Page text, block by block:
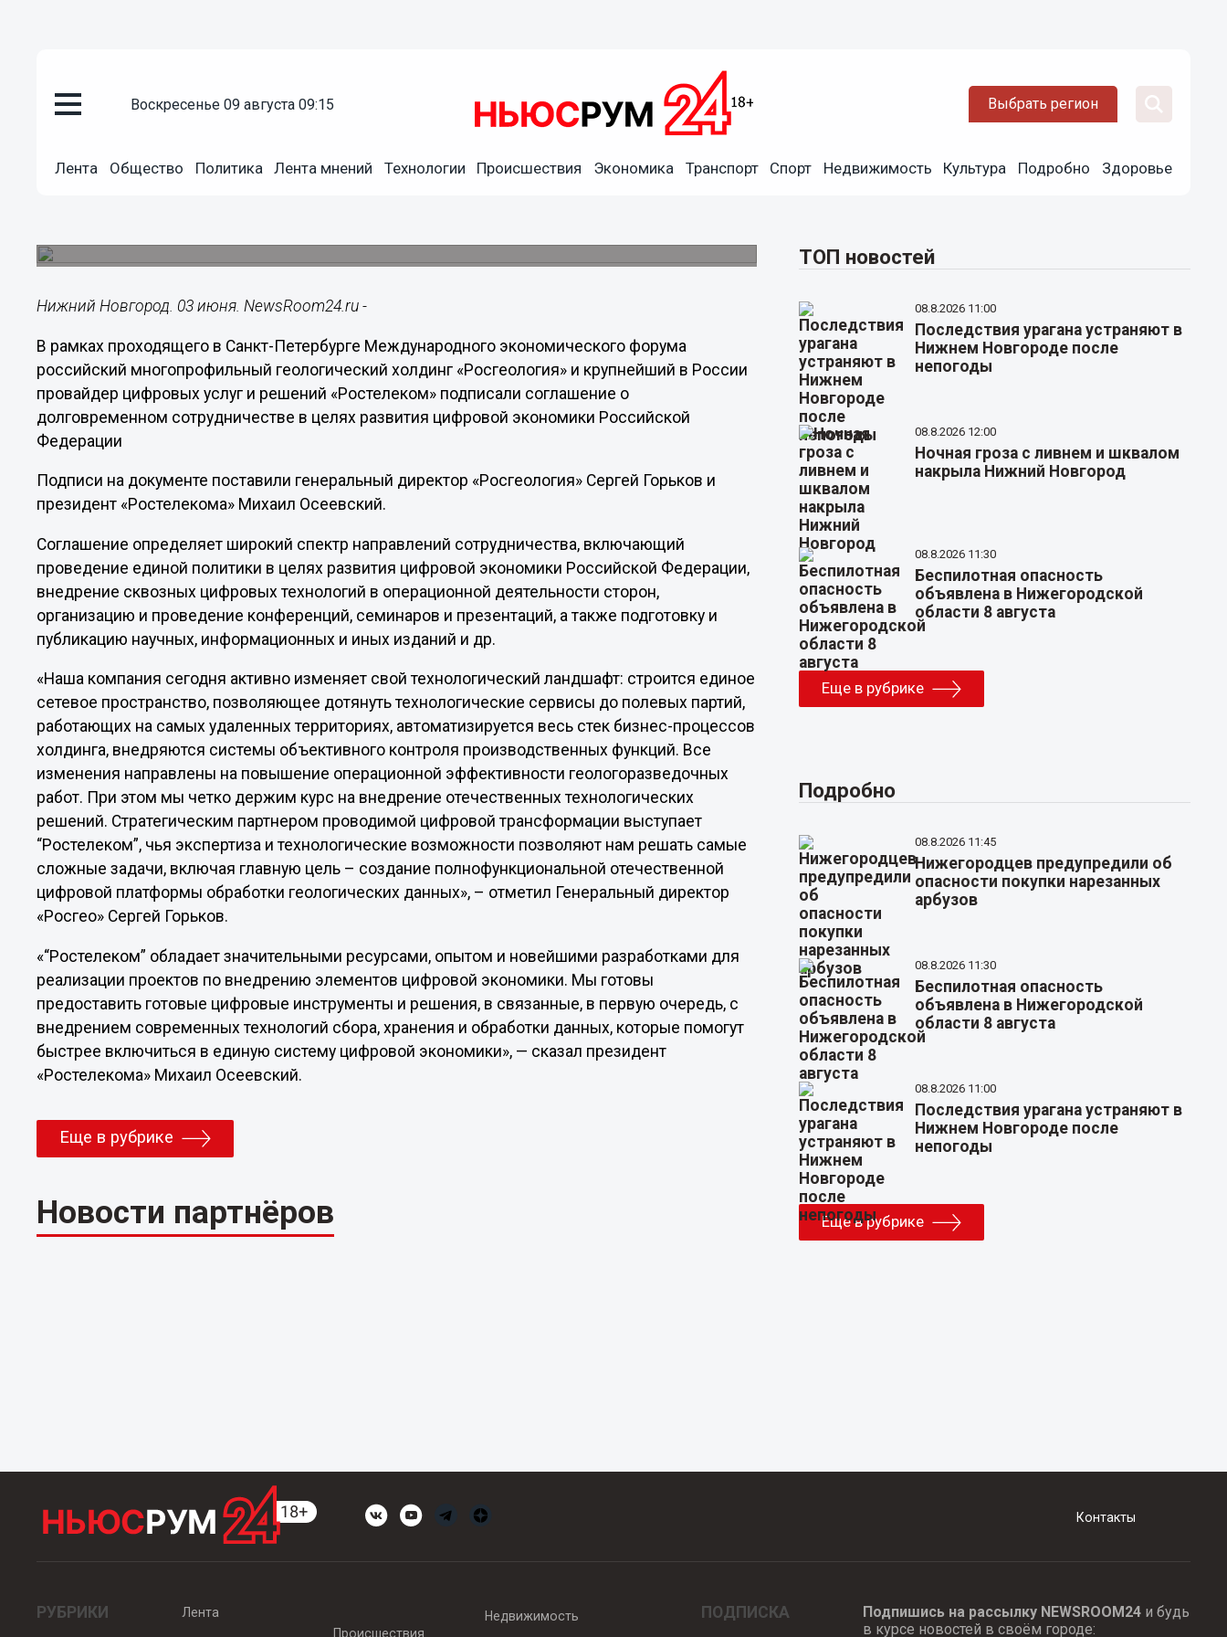
воскресенье 09 августа 09:15 Выбрать регион
Лента Общество Политика Лента мнений Технологии Происшествия Экономика Транспорт Спорт Недвижимость Культура Подробно Здоровье
«Ростелеком» и «Росгеология» будут вместе развивать
Нижний Новгород. 03 июня. NewsRoom24.ru -
В рамках проходящего в Санкт-Петербурге Международного экономического форума
российский многопрофильный геологический холдинг «Росгеология» и крупнейший в России
провайдер цифровых услуг и решений «Ростелеком» подписали соглашение о
долговременном сотрудничестве в целях развития цифровой экономики Российской
Федерации
Подписи на документе поставили генеральный директор «Росгеология» Сергей Горьков и
президент «Ростелекома» Михаил Осеевский.
Соглашение определяет широкий спектр направлений сотрудничества, включающий
проведение единой политики в целях развития цифровой экономики Российской Федерации,
внедрение сквозных цифровых технологий в операционной деятельности сторон,
организацию и проведение конференций, семинаров и презентаций, а также подготовку и
публикацию научных, информационных и иных изданий и др.
«Наша компания сегодня активно изменяет свой технологический ландшафт: строится единое
сетевое пространство, позволяющее дотянуть технологические сервисы до полевых партий,
работающих на самых удаленных территориях, автоматизируется весь стек бизнес-процессов
холдинга, внедряются системы объективного контроля производственных функций. Все
изменения направлены на повышение операционной эффективности геологоразведочных
работ. При этом мы четко держим курс на внедрение отечественных технологических
решений. Стратегическим партнером проводимой цифровой трансформации выступает
“Ростелеком”, чья экспертиза и технологические возможности позволяют нам решать самые
сложные задачи, включая главную цель – создание полнофункциональной отечественной
цифровой платформы обработки геологических данных», – отметил Генеральный директор
«Росгео» Сергей Горьков.
«“Ростелеком” обладает значительными ресурсами, опытом и новейшими разработками для
реализации проектов по внедрению элементов цифровой экономики. Мы готовы
предоставить готовые цифровые инструменты и решения, в связанные, в первую очередь, с
внедрением современных технологий сбора, хранения и обработки данных, которые помогут
быстрее включиться в единую систему цифровой экономики», — сказал президент
«Ростелекома» Михаил Осеевский.
Еще в рубрике
Новости партнёров
ТОП новостей
08.8.2026 11:00
Последствия урагана устраняют в
Нижнем Новгороде после
непогоды
08.8.2026 12:00
Ночная гроза с ливнем и шквалом
накрыла Нижний Новгород
08.8.2026 11:30
Беспилотная опасность
объявлена в Нижегородской
области 8 августа
Еще в рубрике
Подробно
08.8.2026 11:45
Нижегородцев предупредили об
опасности покупки нарезанных
арбузов
08.8.2026 11:30
Беспилотная опасность
объявлена в Нижегородской
области 8 августа
08.8.2026 11:00
Последствия урагана устраняют в
Нижнем Новгороде после
непогоды
Еще в рубрике
Контакты
РУБРИКИ
Лента
Происшествия
Недвижимость ПОДПИСКА Подпишись на рассылку NEWSROOM24и будь
в курсе новостей в своём городе: